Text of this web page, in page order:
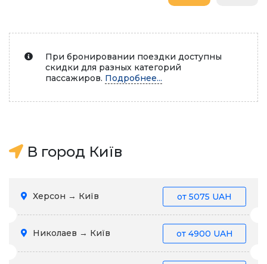
При бронировании поездки доступны
скидки для разных категорий
пассажиров. Подробнее...
В город Київ
Херсон → Київ от 5075 UAH
Николаев → Київ от 4900 UAH